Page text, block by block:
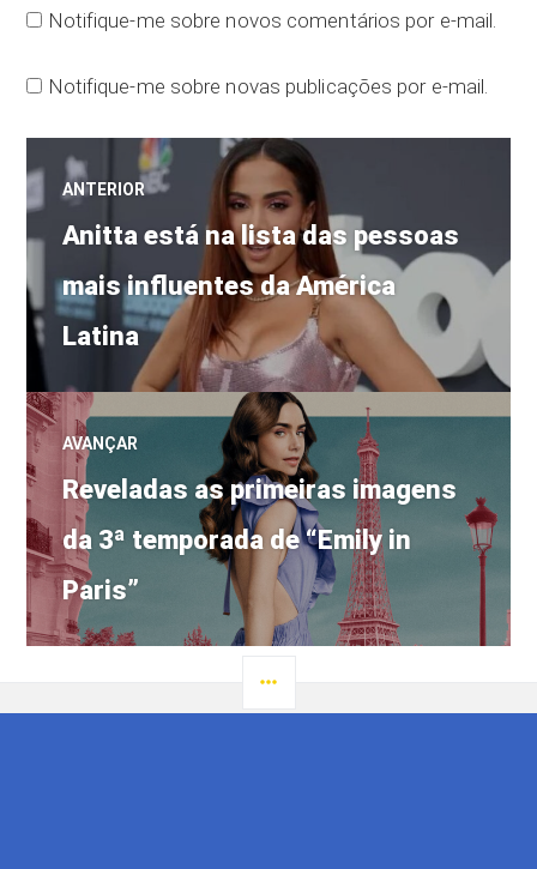
Notifique-me sobre novos comentários por e-mail.
Notifique-me sobre novas publicações por e-mail.
Navegação
de
Post
ANTERIOR
Post
anterior:
Anitta está na lista das pessoas
mais influentes da América
Latina
AVANÇAR
Próximo
post:
Reveladas as primeiras imagens
da 3ª temporada de “Emily in
Paris”